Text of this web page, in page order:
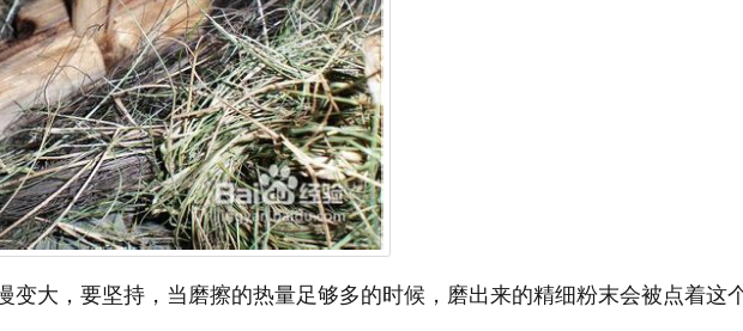
变大，要坚持，当磨擦的热量足够多的时候，磨出来的精细粉末会被点着这